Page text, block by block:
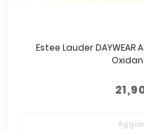
Estee Lauder